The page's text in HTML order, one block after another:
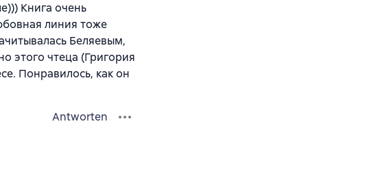
Книга очень
линия тоже
Беляевым,
этого чтеца (Григория
Понравилось, как он
Antworten